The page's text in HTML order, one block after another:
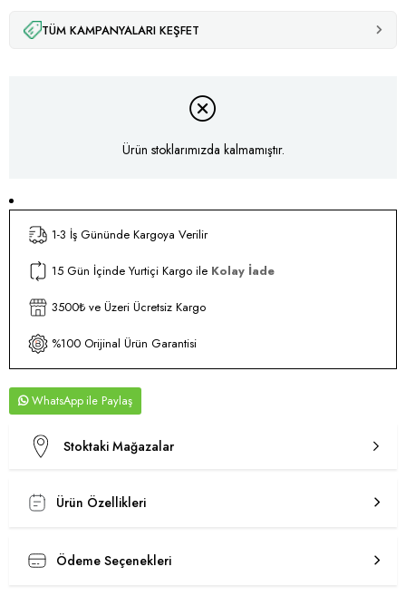
TÜM KAMPANYALARI KEŞFET
Ürün stoklarımızda kalmamıştır.
1-3 İş Gününde Kargoya Verilir
15 Gün İçinde Yurtiçi Kargo ile Kolay İade
3500₺ ve Üzeri Ücretsiz Kargo
%100 Orijinal Ürün Garantisi
WhatsApp
Stoktaki Mağazalar
Ürün Özellikleri
Ödeme Seçenekleri